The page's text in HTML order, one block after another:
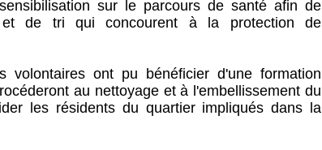
sur le parcours de santé afin de
de tri qui concourent à la protection de
ont pu bénéficier d'une formation
au nettoyage et à l'embellissement du
les résidents du quartier impliqués dans la